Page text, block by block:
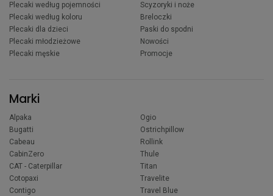
Plecaki według pojemności
Plecaki według koloru
Plecaki dla dzieci
Plecaki młodzieżowe
Plecaki męskie
Scyzoryki i noże
Breloczki
Paski do spodni
Nowości
Promocje
Marki
Alpaka
Bugatti
Cabeau
CabinZero
CAT - Caterpillar
Cotopaxi
Contigo
Ogio
Ostrichpillow
Rollink
Thule
Titan
Travelite
Travel Blue